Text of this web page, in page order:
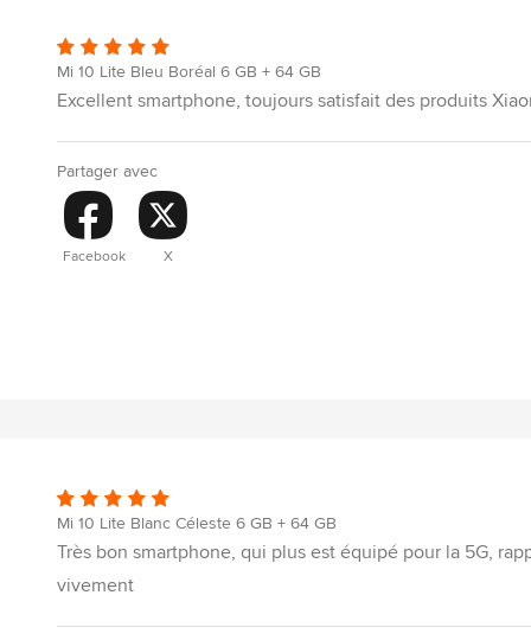
Mi 10 Lite Bleu Boréal 6 GB + 64 GB
Excellent smartphone, toujours satisfait des produits
Partager avec
Facebook X
Mi 10 Lite Blanc Céleste 6 GB + 64 GB
Très bon smartphone, qui plus est équipé pour la 5G,
vivement